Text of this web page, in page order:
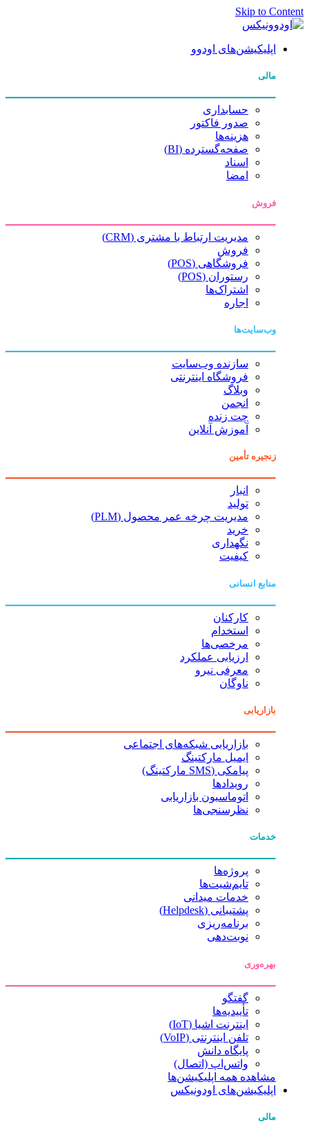
Skip to Content
اپلیکیشن‌های اودوو
مالی
حسابداری
صدور فاکتور
هزینه‌ها
صفحه‌گسترده (BI)
اسناد
امضا
فروش
مدیریت ارتباط با مشتری (CRM)
فروش
فروشگاهی (POS)
رستوران (POS)
اشتراک‌ها
اجاره
وب‌سایت‌ها
سازنده وب‌سایت
فروشگاه اینترنتی
وبلاگ
انجمن
چت زنده
آموزش آنلاین
زنجیره تأمین
انبار
تولید
مدیریت چرخه عمر محصول (PLM)
خرید
نگهداری
کیفیت
منابع انسانی
کارکنان
استخدام
مرخصی‌ها
ارزیابی عملکرد
معرفی نیرو
ناوگان
بازاریابی
بازاریابی شبکه‌های اجتماعی
ایمیل مارکتینگ
پیامکی (SMS مارکتینگ)
رویدادها
اتوماسیون بازاریابی
نظرسنجی‌ها
خدمات
پروژه‌ها
تایم‌شیت‌ها
خدمات میدانی
پشتیبانی (Helpdesk)
برنامه‌ریزی
نوبت‌دهی
بهره‌وری
گفتگو
تأییدیه‌ها
اینترنت اشیا (IoT)
تلفن اینترنتی (VoIP)
پایگاه دانش
واتس‌اپ (اتصال)
مشاهده همه اپلیکیشن‌ها
اپلیکیشن‌های اودونیکس
مالی